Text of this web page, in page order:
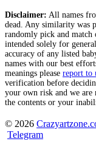
Disclaimer: All names
dead. Any similarity was
randomly pick and match
intended solely for
accuracy of any listed
names with our best
meanings please report to
verification before
your own risk and we are
the contents or your
© 2026
Telegram